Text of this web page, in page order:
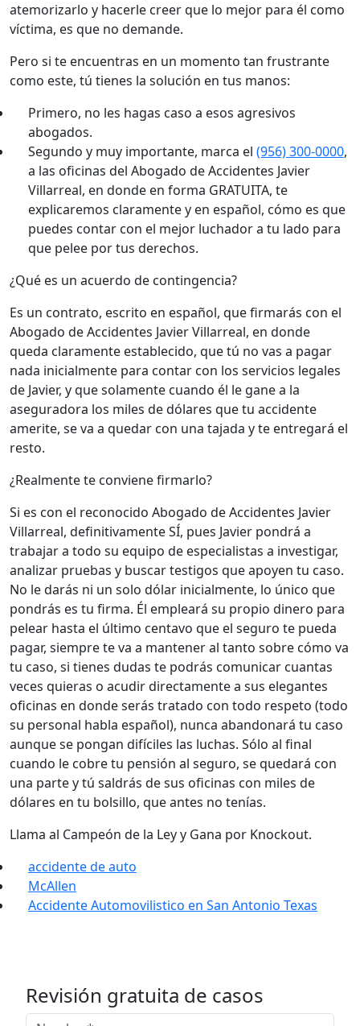
atemorizarlo y hacerle creer que lo mejor para él como
víctima, es que no demande.
Pero si te encuentras en un momento tan frustrante
como este, tú tienes la solución en tus manos:
Primero, no les hagas caso a esos agresivos
abogados.
Segundo y muy importante, marca el (956) 300-0000,
a las oficinas del Abogado de Accidentes Javier
Villarreal, en donde en forma GRATUITA, te
explicaremos claramente y en español, cómo es que
puedes contar con el mejor luchador a tu lado para
que pelee por tus derechos.
¿Qué es un acuerdo de contingencia?
Es un contrato, escrito en español, que firmarás con el
Abogado de Accidentes Javier Villarreal, en donde
queda claramente establecido, que tú no vas a pagar
nada inicialmente para contar con los servicios legales
de Javier, y que solamente cuando él le gane a la
aseguradora los miles de dólares que tu accidente
amerite, se va a quedar con una tajada y te entregará el
resto.
¿Realmente te conviene firmarlo?
Si es con el reconocido Abogado de Accidentes Javier
Villarreal, definitivamente SÍ, pues Javier pondrá a
trabajar a todo su equipo de especialistas a investigar,
analizar pruebas y buscar testigos que apoyen tu caso.
No le darás ni un solo dólar inicialmente, lo único que
pondrás es tu firma. Él empleará su propio dinero para
pelear hasta el último centavo que el seguro te pueda
pagar, siempre te va a mantener al tanto sobre cómo va
tu caso, si tienes dudas te podrás comunicar cuantas
veces quieras o acudir directamente a sus elegantes
oficinas en donde serás tratado con todo respeto (todo
su personal habla español), nunca abandonará tu caso
aunque se pongan difíciles las luchas. Sólo al final
cuando le cobre tu pensión al seguro, se quedará con
una parte y tú saldrás de sus oficinas con miles de
dólares en tu bolsillo, que antes no tenías.
Llama al Campeón de la Ley y Gana por Knockout.
accidente de auto
McAllen
Accidente Automovilistico en San Antonio Texas
Revisión gratuita de casos